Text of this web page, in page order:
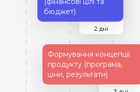
бюджет)
Формування концепції
продукту (програма,
ціни, результати)
2 дні